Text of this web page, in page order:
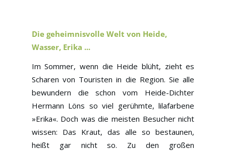
Die geheimnisvolle Welt von Heide,
Wasser, Erika ...
Im Sommer, wenn die Heide blüht, zieht es
Scharen von Touristen in die Region. Sie alle
bewundern die schon vom Heide-Dichter
Hermann Löns so viel gerühmte, lilafarbene
»Erika«. Doch was die meisten Besucher nicht
wissen: Das Kraut, das alle so bestaunen,
heißt gar nicht so. Zu den großen